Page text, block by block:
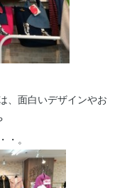
、面白いデザインやお
・。